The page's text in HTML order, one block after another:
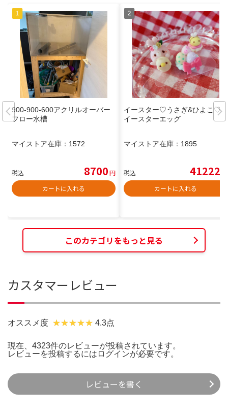
900-900-600アクリルオーバー
フロー水槽
マイストア在庫： 1572
税込 8700円
カートに入れる
イースター♡うさぎ&ひよこ♡
イースターエッグ
マイストア在庫： 1895
税込 41222
カートに入れる
このカテゴリをもっと見る
カスタマーレビュー
オススメ度 4.3点
現在、4323件のレビューが投稿されています。
レビューを投稿するには ログインが必要です。
レビューを書く